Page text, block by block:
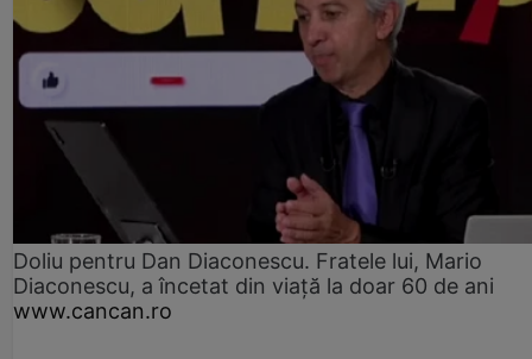
Doliu pentru Dan Diaconescu. Fratele lui, Mario
Diaconescu, a încetat din viață la doar 60 de ani
www.cancan.ro